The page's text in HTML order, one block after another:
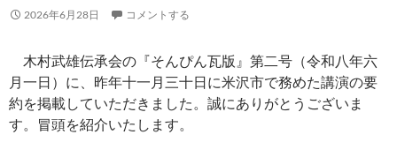
2026年6月28日 コメントする
木村武雄伝承会の『そんぴん瓦版』第二号（令和八年六
月一日）に、昨年十一月三十日に米沢市で務めた講演の要
約を掲載していただきました。誠にありがとうございま
す。冒頭を紹介いたします。